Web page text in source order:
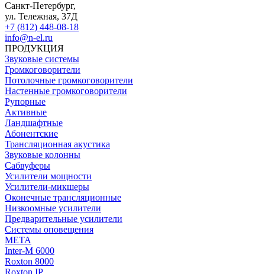
Санкт-Петербург,
ул. Тележная, 37Д
+7 (812) 448-08-18
info@n-el.ru
ПРОДУКЦИЯ
Звуковые системы
Громкоговорители
Потолочные громкоговорители
Настенные громкоговорители
Рупорные
Активные
Ландшафтные
Абонентские
Трансляционная акустика
Звуковые колонны
Сабвуферы
Усилители мощности
Усилители-микшеры
Оконечные трансляционные
Низкоомные усилители
Предварительные усилители
Системы оповещения
МЕТА
Inter-M 6000
Roxton 8000
Roxton IP